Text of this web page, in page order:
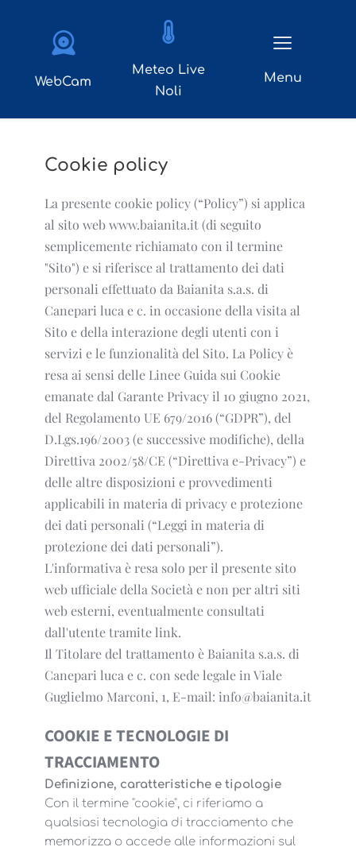
WebCam
Meteo Live
Noli
Menu
Cookie policy
La presente cookie policy (“Policy”) si applica
al sito web www.baianita.it (di seguito
semplicemente richiamato con il termine
"Sito") e si riferisce al trattamento dei dati
personali effettuato da Baianita s.a.s. di
Canepari luca e c. in occasione della visita al
Sito e della interazione degli utenti con i
servizi e le funzionalità del Sito. La Policy è
resa ai sensi delle Linee Guida sui Cookie
emanate dal Garante Privacy il 10 giugno 2021,
del Regolamento UE 679/2016 (“GDPR”), del
D.Lgs.196/2003 (e successive modifiche), della
Direttiva 2002/58/CE (“Direttiva e-Privacy”) e
delle altre disposizioni e provvedimenti
applicabili in materia di privacy e protezione
dei dati personali (“Leggi in materia di
protezione dei dati personali”).
L'informativa è resa solo per il presente sito
web ufficiale della Società e non per altri siti
web esterni, eventualmente consultati
dall'utente tramite link.
Il Titolare del trattamento è Baianita s.a.s. di
Canepari luca e c. con sede legale in Viale
Guglielmo Marconi, 1, E-mail: info@baianita.it
COOKIE E TECNOLOGIE DI
TRACCIAMENTO
Definizione, caratteristiche e tipologie
Con il termine "cookie", ci riferiamo a
qualsiasi tecnologia di tracciamento che
memorizza o accede alle informazioni sul